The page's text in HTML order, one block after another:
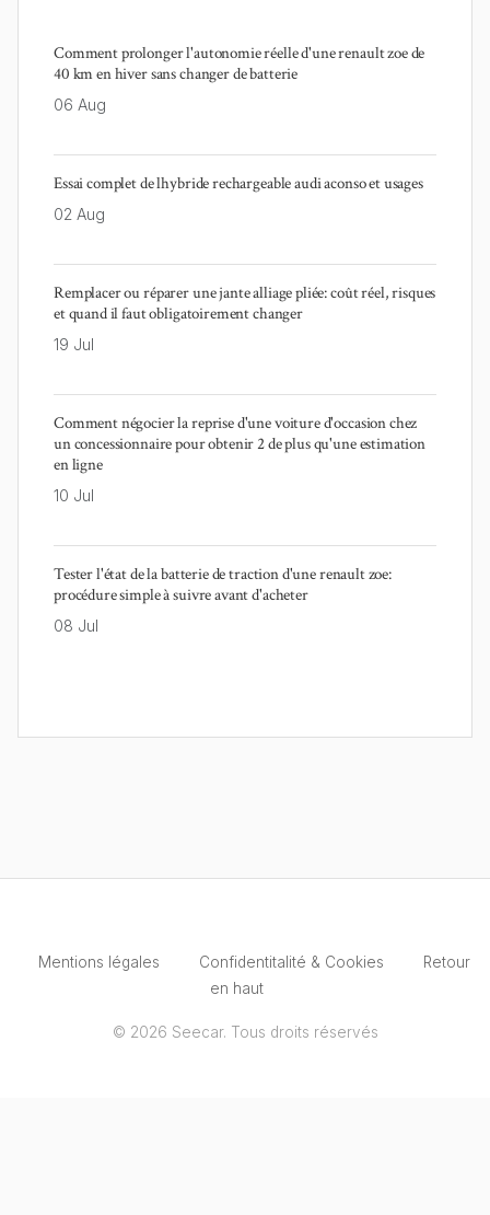
Comment prolonger l'autonomie réelle d'une renault zoe de
40 km en hiver sans changer de batterie
06 Aug
Essai complet de lhybride rechargeable audi aconso et usages
02 Aug
Remplacer ou réparer une jante alliage pliée: coût réel, risques
et quand il faut obligatoirement changer
19 Jul
Comment négocier la reprise d'une voiture d'occasion chez
un concessionnaire pour obtenir 2 de plus qu'une estimation
en ligne
10 Jul
Tester l'état de la batterie de traction d'une renault zoe:
procédure simple à suivre avant d'acheter
08 Jul
Mentions légales Confidentitalité & Cookies
Retour
en haut
© 2026 Seecar. Tous droits réservés